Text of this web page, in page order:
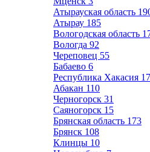
Атырауская область
Атырау 185
Вологодская область
Вологда 92
Череповец 55
Бабаево 6
Республика Хакасия
Абакан 110
Черногорск 31
Саяногорск 15
Брянская область 173
Брянск 108
Клинцы 10